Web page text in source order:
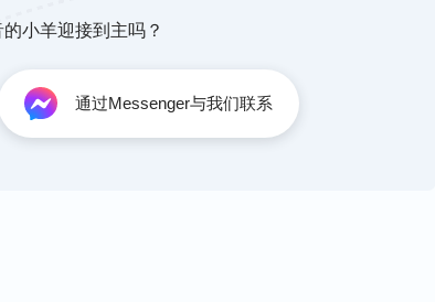
摩神的话，我们的心安静在神里面，这就来
小羊迎接到主吗？
通过Messenger与我们联系